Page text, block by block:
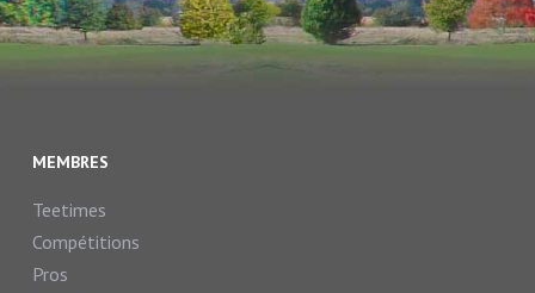
MEMBRES
Teetimes
Compétitions
Pros